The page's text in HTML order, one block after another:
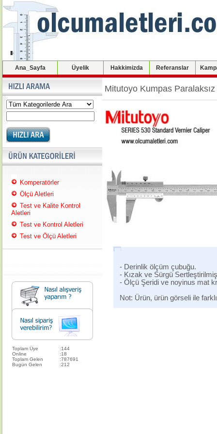
Ana_Sayfa Üyelik Hakkimizda Referanslar
Komperatörler
Ölçü Aletleri
Test ve Kalite Kontrol
Aletleri
Test ve Kontrol Aletleri
Test ve Ölçü Aletleri
Toplam Üye :144
Online
:18
Toplam Gelen
:787691
Bugün Gelen
:212
Mitutoyo Kumpas
- Derinlik ölçüm çubuğu.
- Kızak ve Sürgü
- Ölçü Şeridi ve noyinus mat
Not: Ürün, ürün görseli ile